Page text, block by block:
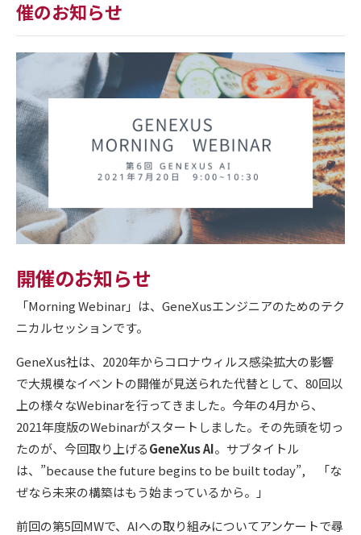
催のお知らせ
開催のお知らせ
「Morning Webinar」は、GeneXusエンジニアのためのテク
ニカルセッションです。
GeneXus社は、2020年からコロナウィルス感染拡大の影響
で大規模なイベントの開催が見送られた代替として、80回以
上の様々なWebinarを行ってきました。今年の4月から、
2021年度版のWebinarがスタートしました。その先頭を切っ
たのが、今回取り上げるGeneXus AI。サブタイトル
は、”because the future begins to be built today”, 「な
ぜなら未来の構築はもう始まっているから。」
前回の第5回MWで、AIへの取り組みについてアンケートで尋